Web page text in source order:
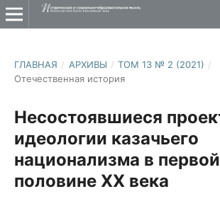
ГЛАВНАЯ / АРХИВЫ / ТОМ 13 № 2 (2021) /
Отечественная история
Несостоявшиеся
идеологии казачьего
национализма в первой
половине XX века